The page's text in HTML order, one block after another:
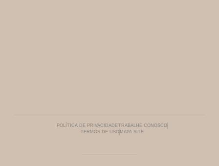
POLÍTICA DE PRIVACIDADETRABALHE CONOSCO
TERMOS DE USO MAPA SITE